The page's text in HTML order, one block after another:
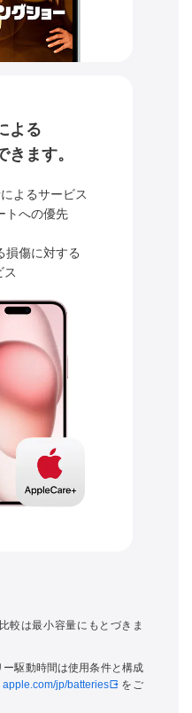
よる
ます。
よるサービス
トへの優先
損傷に対する
ス
較は最小容量にもとづきま
ー駆動時間は使用条件と構成
apple.com/jp/batteries をご